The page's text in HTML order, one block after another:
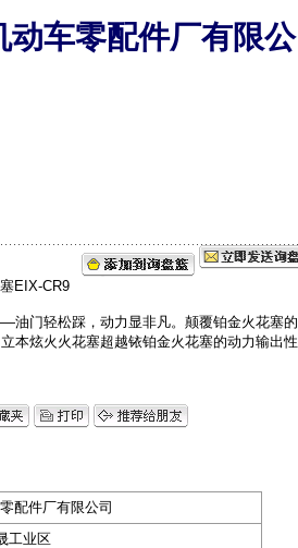
车零配件厂有限公
门轻松踩，动力显非凡。颠覆铂金火花塞的
本炫火火花塞超越铱铂金火花塞的动力输出性
配件厂有限公司
工业区